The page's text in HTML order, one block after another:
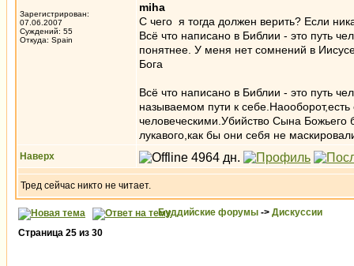
Зарегистрирован:
07.06.2007
Суждений: 55
Откуда: Spain
miha
С чего я тогда должен верить? Если
Всё что написано в Библии - это путь
понятнее. У меня нет сомнений в
Бога
Всё что написано в Библии - это путь
называемом пути к
человеческими.Убийство Сына
лукавого,как бы они себя не
Наверх
Тред сейчас никто не читает.
Буддийские форумы -> Дискуссии
Страница 25 из 30